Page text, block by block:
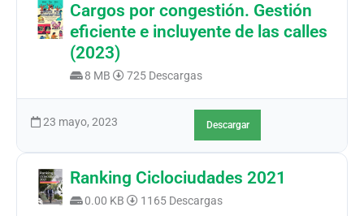
Cargos por congestión. Gestión
eficiente e incluyente de las calles
(2023)
8 MB 725 Descargas
23 mayo, 2023 Descargar
Ranking Ciclociudades 2021
0.00 KB 1165 Descargas